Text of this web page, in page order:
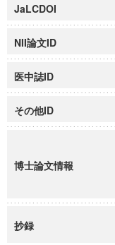
JaLCDOI
NII論文ID
医中誌ID
その他ID
博士論文情報
抄録